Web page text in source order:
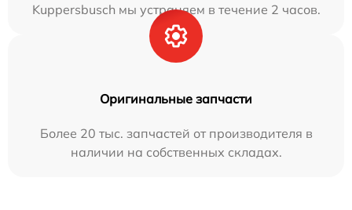
Kuppersbusch мы устраняем в течение 2 часов.
Оригинальные запчасти
Более 20 тыс. запчастей от производителя в
наличии на собственных складах.